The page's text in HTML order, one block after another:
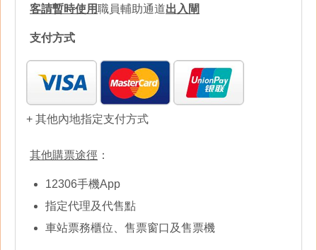
客請暫時使用職員輔助通道出入閘
支付方式
+ 其他內地指定支付方式
其他購票途徑 ：
12306手機App
指定代理及代售點
車站票務櫃位、售票窗口及售票機